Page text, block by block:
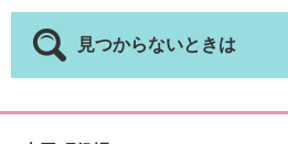
見つからないときは